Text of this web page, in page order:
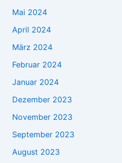
Mai 2024
April 2024
März 2024
Februar 2024
Januar 2024
Dezember 2023
November 2023
September 2023
August 2023